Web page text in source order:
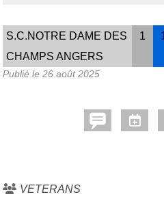
S.C.NOTRE DAME DES
CHAMPS ANGERS
1 1
Publié le 26 août 2025
VETERANS